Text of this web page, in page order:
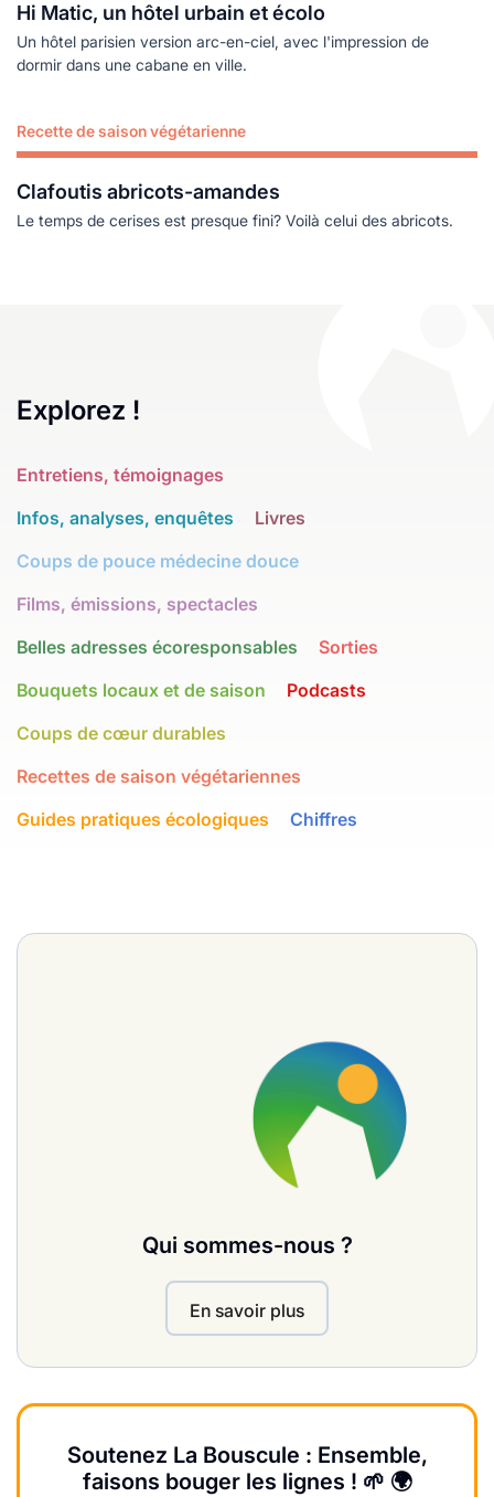
Hi Matic, un hôtel urbain et écolo
Un hôtel parisien version arc-en-ciel, avec l'impression de
dormir dans une cabane en ville.
Recette de saison végétarienne
Clafoutis abricots-amandes
Le temps de cerises est presque fini? Voilà celui des abricots.
Lire plus
Explorez !
Entretiens, témoignages
Infos, analyses, enquêtes
Livres
Coups de pouce médecine douce
Films, émissions, spectacles
Belles adresses écoresponsables
Sorties
Bouquets locaux et de saison
Podcasts
Coups de cœur durables
Recettes de saison végétariennes
Guides pratiques écologiques
Chiffres
Qui sommes-nous ?
En savoir plus
Soutenez La Bouscule : Ensemble,
faisons bouger les lignes ! 🌱 🌍